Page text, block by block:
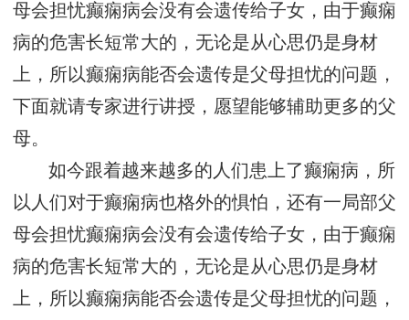
母会担忧癫痫病会没有会遗传给子女，由于癫痫
病的危害长短常大的，无论是从心思仍是身材
上，所以癫痫病能否会遗传是父母担忧的问题，
下面就请专家进行讲授，愿望能够辅助更多的父
母。
如今跟着越来越多的人们患上了癫痫病，所
以人们对于癫痫病也格外的惧怕，还有一局部父
母会担忧癫痫病会没有会遗传给子女，由于癫痫
病的危害长短常大的，无论是从心思仍是身材
上，所以癫痫病能否会遗传是父母担忧的问题，